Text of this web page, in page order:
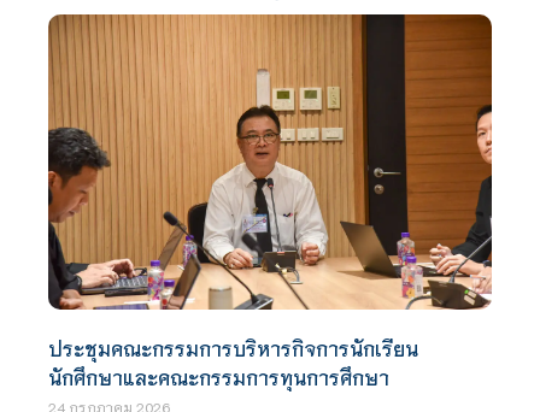
ประชุมคณะกรรมการบริหารกิจการนักเรียน
นักศึกษาและคณะกรรมการทุนการศึกษา
24 กรกฎาคม 2026